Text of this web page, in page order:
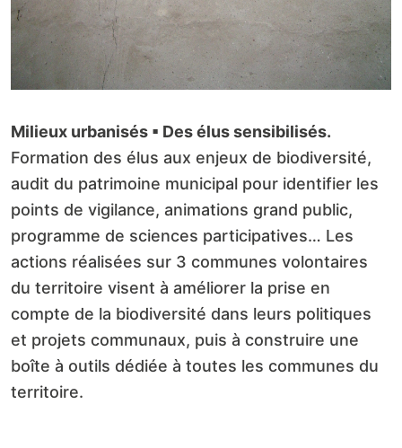
Milieux urbanisés ▪ Des élus sensibilisés.
Formation des élus aux enjeux de biodiversité,
audit du patrimoine municipal pour identifier les
points de vigilance, animations grand public,
programme de sciences participatives… Les
actions réalisées sur 3 communes volontaires
du territoire visent à améliorer la prise en
compte de la biodiversité dans leurs politiques
et projets communaux, puis à construire une
boîte à outils dédiée à toutes les communes du
territoire.